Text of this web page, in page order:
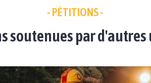
- PÉTITIONS -
soutenues par